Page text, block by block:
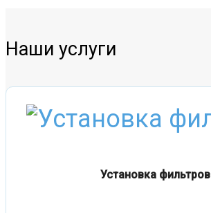
Наши услуги
Установка фильтров